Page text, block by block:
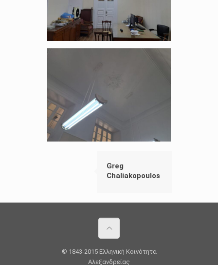
Greg
Chaliakopoulos
© 1843-2015 Ελληνική Κοινότητα
Αλεξανδρείας